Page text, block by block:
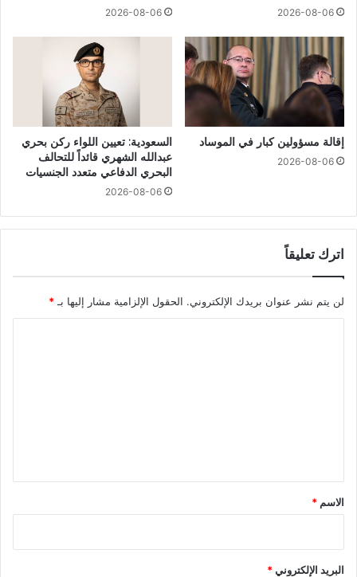
2026-08-06
2026-08-06
إقالة مسؤولين كبار في الموساد
2026-08-06
السعودية: تعيين اللواء ركن بحري
عبدالله الشهري قائداً للتحالف
البحري الدفاعي متعدد الجنسيات
2026-08-06
اترك تعليقاً
لن يتم نشر عنوان بريدك الإلكتروني. الحقول الإلزامية مشار إليها بـ *
*
الاسم *
البريد الإلكتروني*